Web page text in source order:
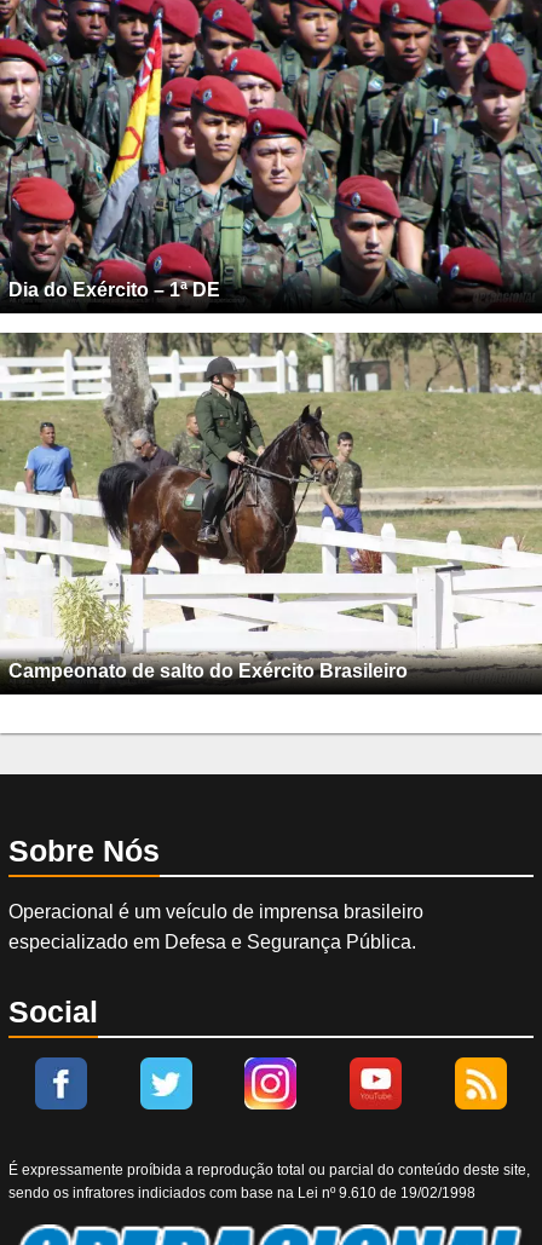
Dia do Exército – 1ª DE
Campeonato de salto do Exército Brasileiro
Sobre Nós
Operacional é um veículo de imprensa brasileiro
especializado em Defesa e Segurança Pública.
Social
É expressamente proíbida a reprodução total ou parcial do conteúdo deste site,
sendo os infratores indiciados com base na Lei nº 9.610 de 19/02/1998